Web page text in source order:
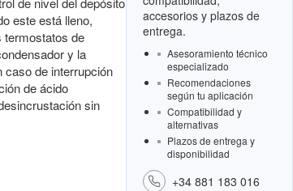
este está lleno,
termostatos de
y la
caso de interrupción
de ácido
sin
accesorios y plazos de
entrega.
Asesoramiento técnico
especializado
Recomendaciones
según tu aplicación
Compatibilidad y
alternativas
Plazos de entrega y
disponibilidad
+34 881 183 016